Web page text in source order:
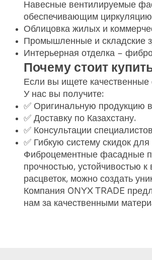
Навесные вентилируемые
обеспечивающим циркуляцию
Облицовка жилых и
Промышленные и складские
Интерьерная отделка –
Почему стоит
Если вы ищете
У нас вы получите:
✅ Оригинальную продукцию
✅ Доставку по Казахстану.
✅ Консультации
✅ Гибкую систему скидок для
Фиброцементные фасадные
прочностью, устойчивостью
расцветок, можно создать
Компания ONYX TRADE
нам за качественными